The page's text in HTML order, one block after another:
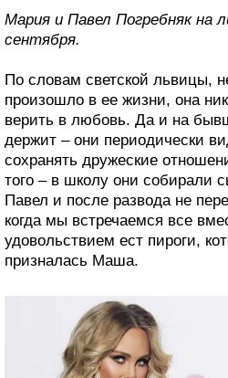
Мария и Павел Погребняк на
сентября.
По словам светской львицы,
произошло в ее жизни, она
верить в любовь. Да и на
держит – они периодически
сохранять дружеские
того – в школу они собирали
Павел и после развода не
когда мы встречаемся все
удовольствием ест пироги,
призналась Маша.